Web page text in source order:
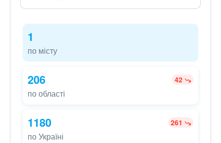
1
по місту
206 42
по області
1180 261
по Україні